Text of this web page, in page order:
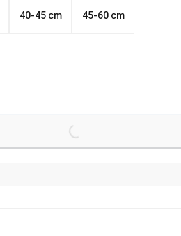
40-45 cm 45-60 cm
Loading...